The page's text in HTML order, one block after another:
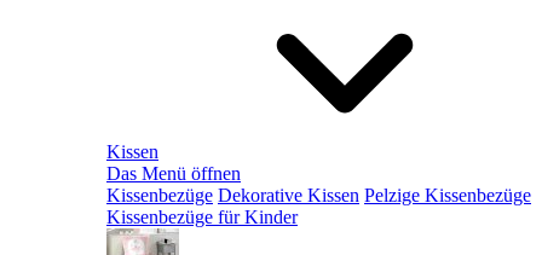
Kissen
Das Menü öffnen
Kissenbezüge Dekorative Kissen Pelzige Kissenbezüge
Kissenbezüge für Kinder